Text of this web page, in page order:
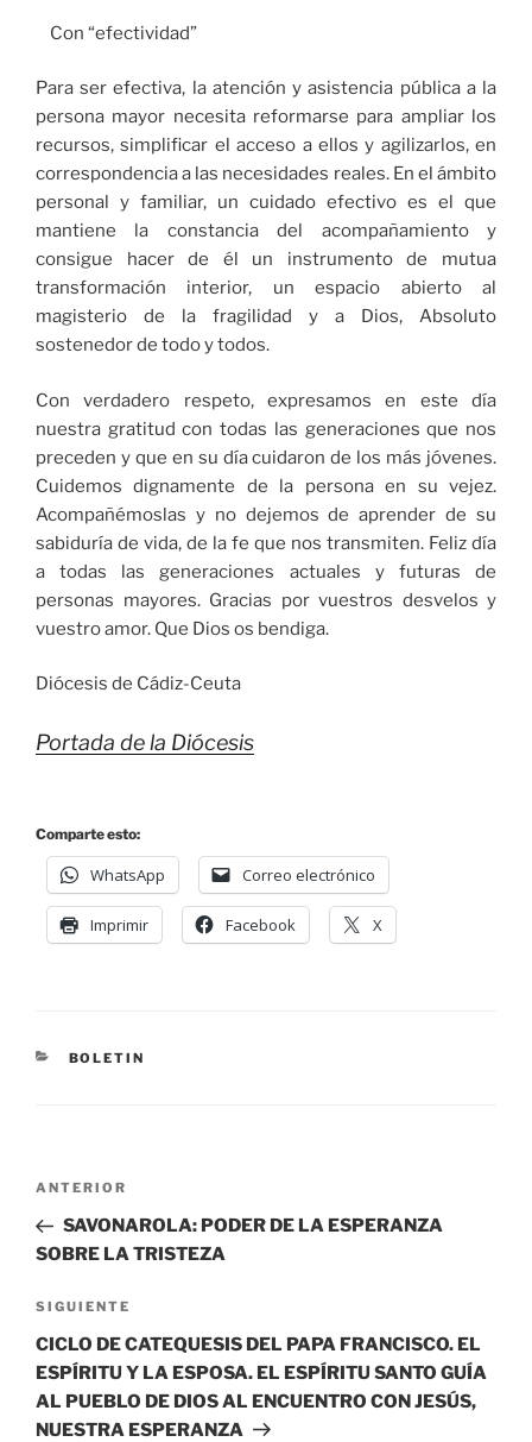
Con “efectividad”
Para ser efectiva, la atención y asistencia pública a la
persona mayor necesita reformarse para ampliar los
recursos, simplificar el acceso a ellos y agilizarlos, en
correspondencia a las necesidades reales. En el ámbito
personal y familiar, un cuidado efectivo es el que
mantiene la constancia del acompañamiento y
consigue hacer de él un instrumento de mutua
transformación interior, un espacio abierto al
magisterio de la fragilidad y a Dios, Absoluto
sostenedor de todo y todos.
Con verdadero respeto, expresamos en este día
nuestra gratitud con todas las generaciones que nos
preceden y que en su día cuidaron de los más jóvenes.
Cuidemos dignamente de la persona en su vejez.
Acompañémoslas y no dejemos de aprender de su
sabiduría de vida, de la fe que nos transmiten. Feliz día
a todas las generaciones actuales y futuras de
personas mayores. Gracias por vuestros desvelos y
vuestro amor. Que Dios os bendiga.
Diócesis de Cádiz-Ceuta
Portada de la Diócesis
Comparte esto:
WhatsApp Correo electrónico
Imprimir Facebook X
BOLETIN
ANTERIOR
SAVONAROLA: PODER DE LA ESPERANZA
SOBRE LA TRISTEZA
SIGUIENTE
CICLO DE CATEQUESIS DEL PAPA FRANCISCO. EL
ESPÍRITU Y LA ESPOSA. EL ESPÍRITU SANTO GUÍA
AL PUEBLO DE DIOS AL ENCUENTRO CON JESÚS,
NUESTRA ESPERANZA